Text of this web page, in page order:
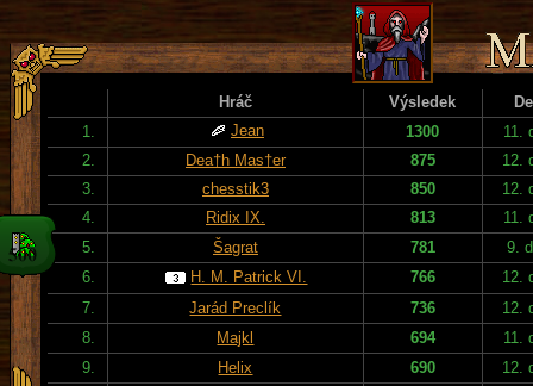
Hráč Výsledek
1.
Jean 1300
11.
2.
Dea†h Mas†er 875
12.
3.
chesstik3 850
12.
4.
Ridix IX. 813
11.
5.
Šagrat 781
9.
6.
H. M. Patrick VI. 766
12.
7.
Jarád Preclík 736
12.
8.
Majkl 694
11.
9.
Helix 690
12.